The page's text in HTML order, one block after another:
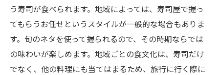
う寿司が食べられます。地域によっては、寿司屋で握っ
てもらうお任せというスタイルが一般的な場合もありま
す。旬のネタを使って握られるので、その時期ならでは
の味わいが楽しめます。地域ごとの食文化は、寿司だけ
でなく、他の料理にも当てはまるため、旅行に行く際に